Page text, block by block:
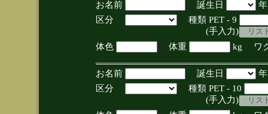
お名前 誕生日
区分
種類 PET - 9
(手入力)
体色
体重 kg ワ
お名前 誕生日
区分
種類 PET - 10
(手入力)